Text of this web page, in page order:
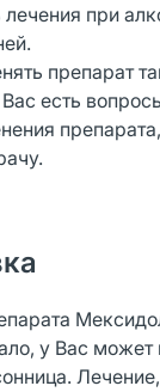
при
препарат
есть
у Вас может